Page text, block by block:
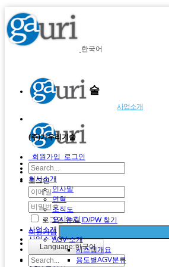
메뉴 건너뛰기
-인사말
-연혁
-조직도
-오시는길
사업소개
-AGV-가우리기술
(주)가우리기술
로그인
로그인 유지 ID/PW 찾기
회원가입
Language:한국어
한국어
(주)가우리기술
회원가입 로그인
회사소개
인사말
연혁
조직도
오시는길
사업소개
AGV-소개
시스템개요
용도별AGV분류
사업소개
AGV-소개
AGV-가우리기술